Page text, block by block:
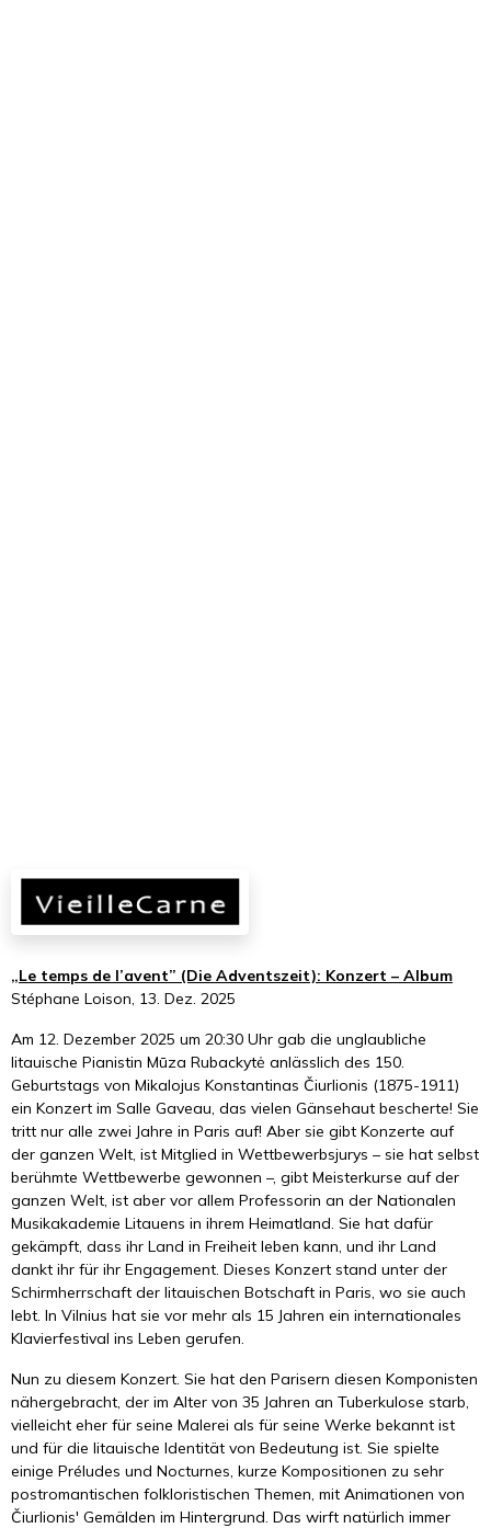
„Le temps de l’avent” (Die Adventszeit): Konzert – Album
Stéphane Loison, 13. Dez. 2025
Am 12. Dezember 2025 um 20:30 Uhr gab die unglaubliche
litauische Pianistin Mūza Rubackytė anlässlich des 150.
Geburtstags von Mikalojus Konstantinas Čiurlionis (1875-1911)
ein Konzert im Salle Gaveau, das vielen Gänsehaut bescherte! Sie
tritt nur alle zwei Jahre in Paris auf! Aber sie gibt Konzerte auf
der ganzen Welt, ist Mitglied in Wettbewerbsjurys – sie hat selbst
berühmte Wettbewerbe gewonnen –, gibt Meisterkurse auf der
ganzen Welt, ist aber vor allem Professorin an der Nationalen
Musikakademie Litauens in ihrem Heimatland. Sie hat dafür
gekämpft, dass ihr Land in Freiheit leben kann, und ihr Land
dankt ihr für ihr Engagement. Dieses Konzert stand unter der
Schirmherrschaft der litauischen Botschaft in Paris, wo sie auch
lebt. In Vilnius hat sie vor mehr als 15 Jahren ein internationales
Klavierfestival ins Leben gerufen.
Nun zu diesem Konzert. Sie hat den Parisern diesen Komponisten
nähergebracht, der im Alter von 35 Jahren an Tuberkulose starb,
vielleicht eher für seine Malerei als für seine Werke bekannt ist
und für die litauische Identität von Bedeutung ist. Sie spielte
einige Préludes und Nocturnes, kurze Kompositionen zu sehr
postromantischen folkloristischen Themen, mit Animationen von
Čiurlionis' Gemälden im Hintergrund. Das wirft natürlich immer